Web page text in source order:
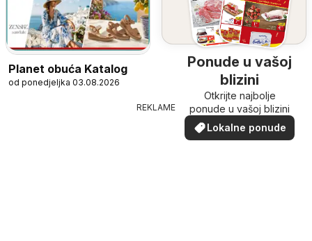
Planet obuća Katalog
od ponedjeljka 03.08.2026
Ponude u vašoj
blizini
Otkrijte najbolje
ponude u vašoj blizini
Lokalne ponude
REKLAME